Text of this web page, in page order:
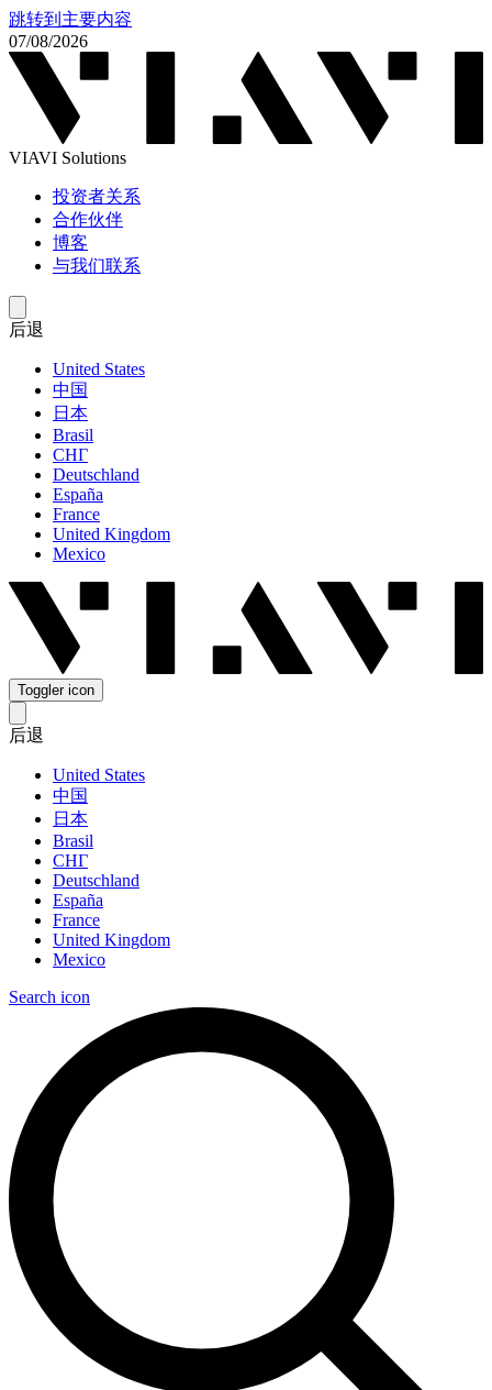
跳转到主要内容
07/08/2026
VIAVI Solutions
投资者关系
合作伙伴
博客
与我们联系
后退
United States
中国
日本
Brasil
СНГ
Deutschland
España
France
United Kingdom
Mexico
Toggler icon
后退
United States
中国
日本
Brasil
СНГ
Deutschland
España
France
United Kingdom
Mexico
Search icon